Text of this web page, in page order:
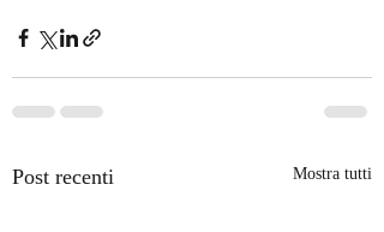
Post recenti Mostra tutti